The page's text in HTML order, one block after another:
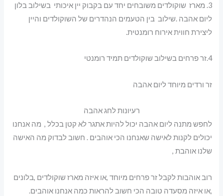
3. מארז שוקולדים משובחים יחד עם בקבוק יין איכותי בשילוב בלון
ליום אהבה .שילוב בין הטעמים הנהדרים של השוקולדים והיין
ליצירת חווית אירוח רומנטית.
4.זר פרחים בשילוב שוקולדים תמיד רומנטי
זר ורדים מיוחד ליום אהבה
רעיונות לחג אהבה
לחפש מתנה ליום אהבה יכול להיות אתגר לא קטן בכלל , מה אנחנו
יכולים לקנות לאישה שאנחנו הכי אוהבים . חשוב לבדוק מה האישה
שלנו אוהבת ,
רוב אוהבות לקבל זר פרחים מיוחד ,או איזה מארז שוקולדים ,בלונים
,או איזה מסעדה טובה הכי חשוב להראות כמה אנחנו אוהבים.